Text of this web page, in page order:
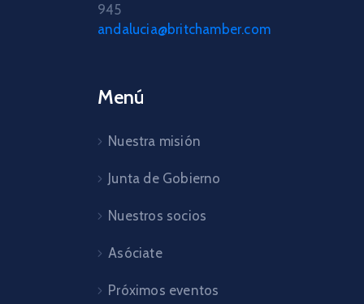
945
andalucia@britchamber.com
Menú
Nuestra misión
Junta de Gobierno
Nuestros socios
Asóciate
Próximos eventos